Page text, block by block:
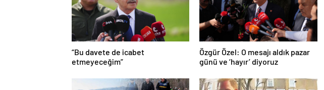
“Bu davete de icabet
etmeyeceğim”
Özgür Özel: O mesajı aldık pazar
günü ve ‘hayır’ diyoruz